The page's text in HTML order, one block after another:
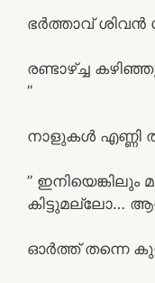
ഭർത്താവ്
രണ്ടാഴ്ച്ച
”
നാളുകൾ എണ്ണി
”
കിട്ടുമല്ലോ…
ഓർത്ത് തന്നെ